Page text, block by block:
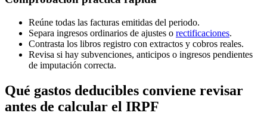
Reúne todas las facturas emitidas del periodo.
Separa ingresos ordinarios de ajustes o rectificaciones.
Contrasta los libros registro con extractos y cobros reales.
Revisa si hay subvenciones, anticipos o ingresos pendientes
de imputación correcta.
Qué gastos deducibles conviene revisar
antes de calcular el IRPF